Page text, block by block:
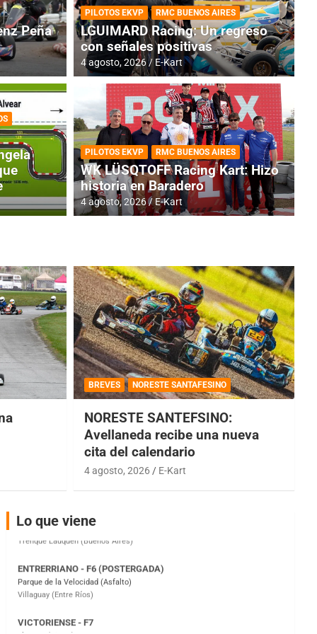
Horarios para la
Peña
PILOTOS EKVP RMC BUENOS AIRES
LGUIMARD Racing: Un regreso
con señales positivas
4 agosto, 2026 E-Kart
PILOTOS EKVP RMC BUENOS AIRES
WK LÜSQTOFF Racing Kart: Hizo
historia en Baradero
4 agosto, 2026 E-Kart
BREVES NORESTE SANTAFESINO
NORESTE SANTEFSINO:
Avellaneda recibe una nueva
cita del calendario
4 agosto, 2026 E-Kart
Lo que viene
COBERTURA ESPECIAL DE E-KART.COM.AR
08/09-AGO
IAME SERIES ARGENTINA 6
Ramiro Tot (Asfalto)
Baradero (Buenos Aires)
Ciudad de Trenque Lauquen (Asfalto)
Parque de la Velocidad (Asfalto)
El Cerro (Tierra)
Victoria (Entre Ríos)
Moto Club Reginense (Tierra)